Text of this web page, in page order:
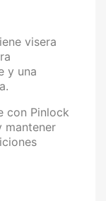
visera
y una
con Pinlock
mantener